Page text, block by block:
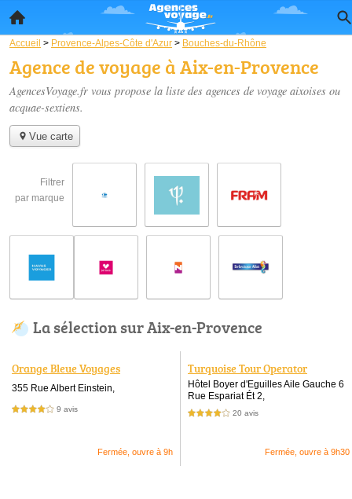
Accueil > Provence-Alpes-Côte d'Azur > Bouches-du-Rhône
Agence de voyage à Aix-en-Provence
AgencesVoyage.fr vous propose la liste des agences de voyage aixoises ou
acquae-sextiens.
Vue carte
Filtrer
par marque
La sélection sur Aix-en-Provence
Orange Bleue Voyages
355 Rue Albert Einstein,
4,0 étoiles sur 5 9 avis
Fermée, ouvre à 9h
Turquoise Tour Operator
Hôtel Boyer d'Eguilles Aile Gauche 6
Rue Espariat Ét 2,
4,0 étoiles sur 5 20 avis
Fermée, ouvre à 9h30